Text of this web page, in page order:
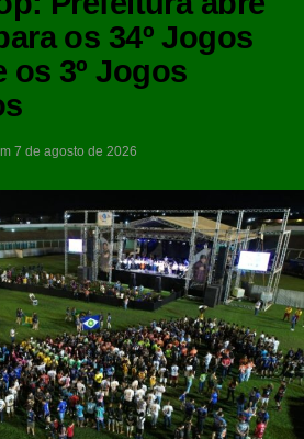
os 34º Jogos
os 3º Jogos
7 de agosto de 2026